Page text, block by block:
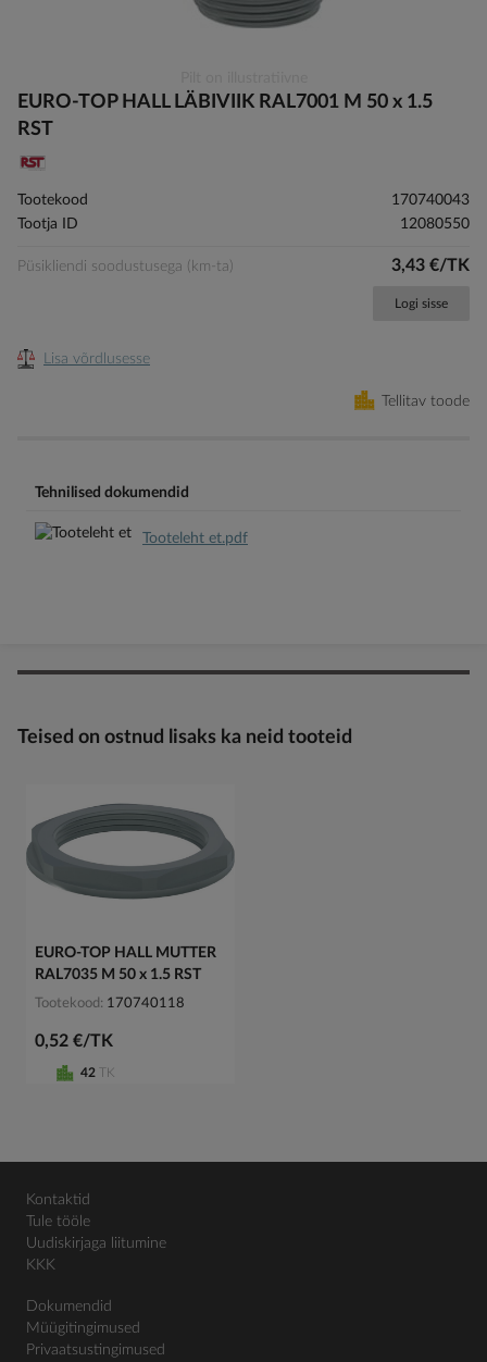
to
the
of
images
gallery
EURO-TOP HALL LÄBIVIIK RAL7001 M 50 x 1.5
RST
Tootekood
170740043
Tootja ID
12080550
Püsikliendi soodustusega (km-ta) 3,43 €/TK
Logi sisse
Lisa võrdlusesse
Tellitav toode
Tehnilised dokumendid
Tooteleht et.pdf
Teised on ostnud lisaks ka neid tooteid
EURO-TOP HALL MUTTER
RAL7035 M 50 x 1.5 RST
Tootekood 170740118
0,52 €/TK
42 TK
Kontaktid
Tule tööle
Uudiskirjaga liitumine
KKK
Dokumendid
Müügitingimused
Privaatsustingimused